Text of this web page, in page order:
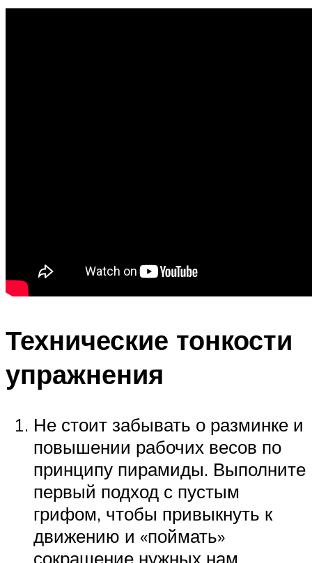
Технические тонкости
упражнения
Не стоит забывать о разминке и
повышении рабочих весов по
принципу пирамиды. Выполните
первый подход с пустым
грифом, чтобы привыкнуть к
движению и «поймать»
сокращение нужных нам